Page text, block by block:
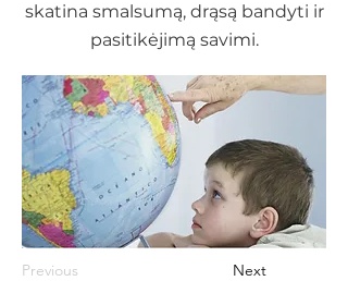
skatina smalsumą, drąsą bandyti ir
pasitikėjimą savimi.
Previous Next